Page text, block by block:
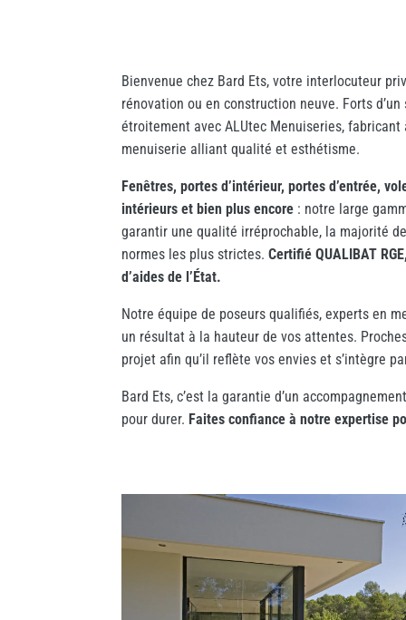
Bienvenue chez Bard Ets, votre interlocuteur
rénovation ou en construction neuve. Forts
étroitement avec ALUtec Menuiseries,
menuiserie alliant qualité et esthétisme.
Fenêtres, portes d’intérieur, portes d’entrée,
intérieurs et bien plus encore : notre large
garantir une qualité irréprochable, la majorité
normes les plus strictes.Certifié QUALIBAT
d’aides de l’État.
Notre équipe de poseurs qualifiés, experts en
un résultat à la hauteur de vos attentes.
projet afin qu’il reflète vos envies et s’intègre
Bard Ets, c’est la garantie d’un
pour durer. Faites confiance à notre expertise